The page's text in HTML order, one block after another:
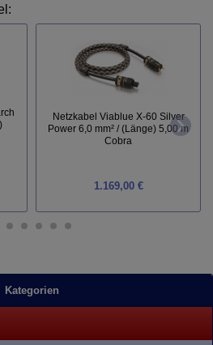
Kategorien
Netzkabel Viablue X-60 Silver
Power 6,0 mm² / (Länge) 5,00 m
Cobra
1.169,00 €